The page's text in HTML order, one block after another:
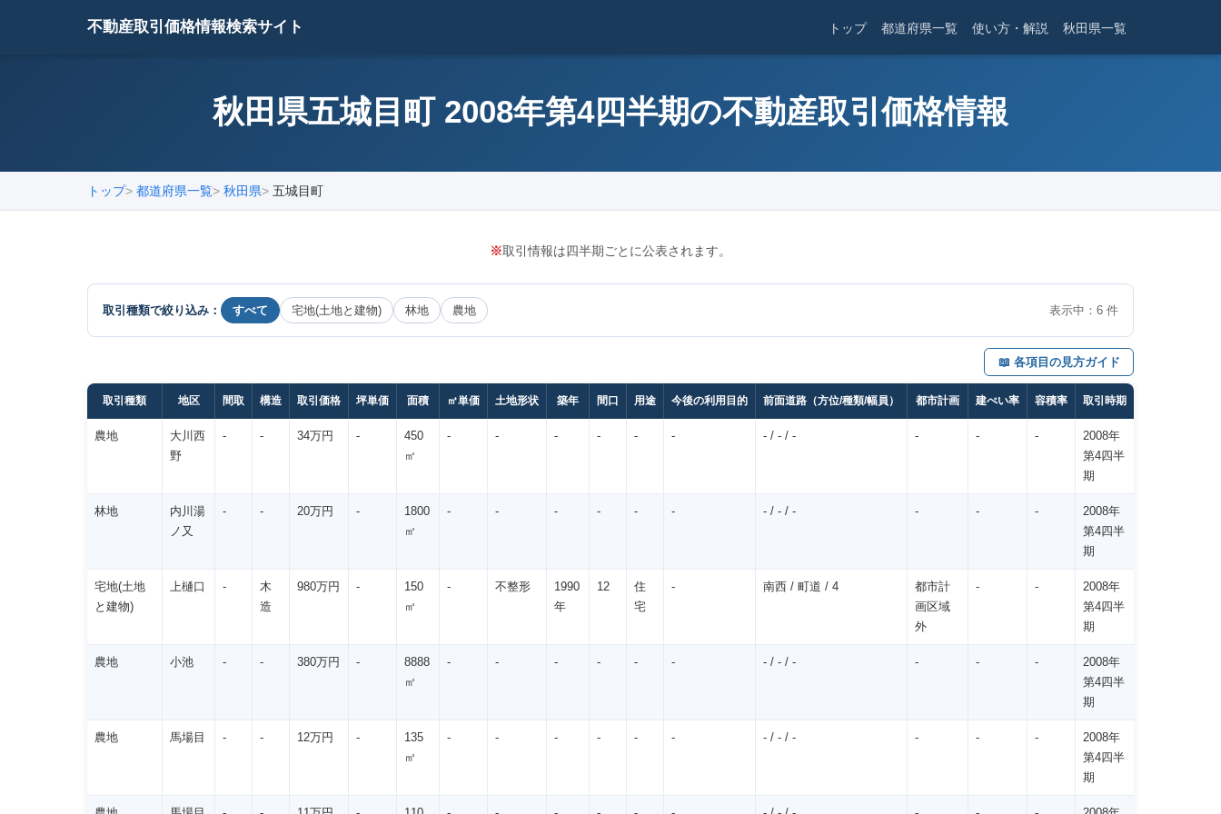
不動産取引価格情報検索サイト トップ 都道府県一覧 使い方・解説 秋田県一覧
秋田県五城目町 2008年第4四半期の不動産取引価格情報
トップ 都道府県一覧 秋田県 五城目町
※取引情報は四半期ごとに公表されます。
取引種類で絞り込み： すべて 宅地(土地と建物) 林地 農地 表示中： 6 件
📖 各項目の見方ガイド
取引種類 地区 間取 構造 取引価格 坪単価 面積 ㎡単価 土地形状 築年 間口 用途 今後の利用目的 前面道路（方位/種類/幅員） 都市計画 建ぺい率 容積率 取引時期
農地
大川西
野
- - 34万円 -
450
㎡
- - - - - - - / - / - - - -
2008年
第4四半
期
林地
内川湯
ノ又
- - 20万円 -
1800
㎡
- - - - - - - / - / - - - -
2008年
第4四半
期
宅地(土地
と建物)
上樋口 -
木
造
980万円 -
150
㎡
- 不整形
1990
年
12
住
宅
- 南西 / 町道 / 4
都市計
画区域
外
- -
2008年
第4四半
期
農地 小池 - - 380万円 -
8888
㎡
- - - - - - - / - / - - - -
2008年
第4四半
期
農地 馬場目 - - 12万円 -
135
㎡
- - - - - - - / - / - - - -
2008年
第4四半
期